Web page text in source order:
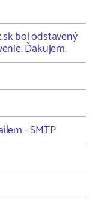
bol odstavený
Ďakujem.
- SMTP